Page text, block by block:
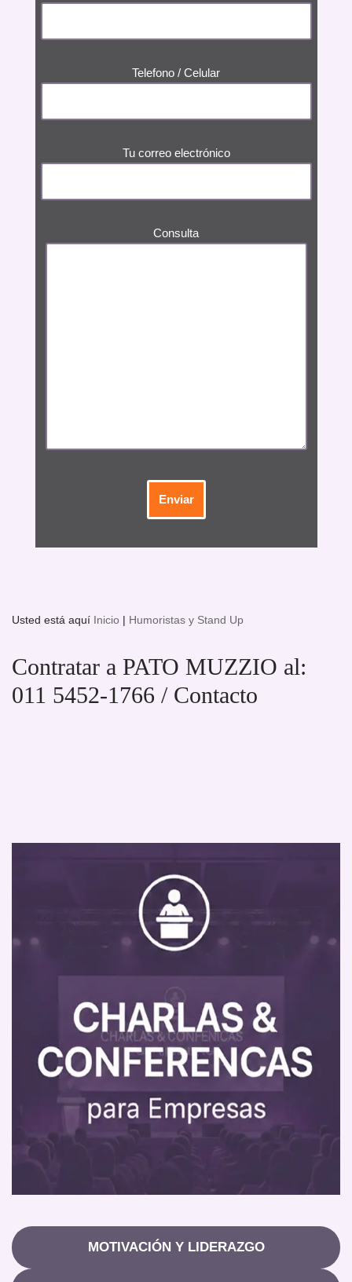
Telefono / Celular
Tu correo electrónico
Consulta
Usted está aquí Inicio | Humoristas y Stand Up
Contratar a PATO MUZZIO al:
011 5452-1766 / Contacto
MOTIVACIÓN Y LIDERAZGO